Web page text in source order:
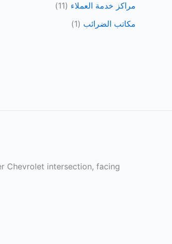
مراكز خدمة العملاء (11)
مكاتب الضرائب (1)
Chevrolet intersection, facing